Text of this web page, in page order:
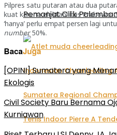
Pemanjat Cilik
Pilpres satu putaran atau dua
kuat karena elektabilitas Prabowo-
‘hanya’ perlu empat persen lagi
number50%.
BacaJuga
[OPINI] Sumatera yang
Ekologis
Civil Society Baru Bernama
Kurniawan